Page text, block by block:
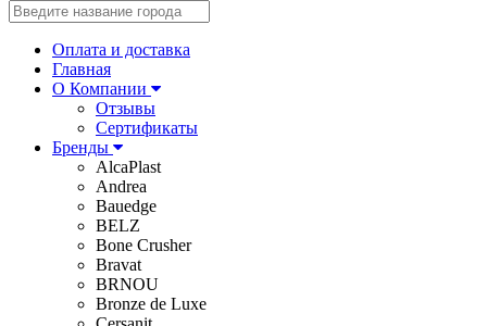
Оплата и доставка
Главная
О Компании
Отзывы
Сертификаты
Бренды
AlcaPlast
Andrea
Bauedge
BELZ
Bone Crusher
Bravat
BRNOU
Bronze de Luxe